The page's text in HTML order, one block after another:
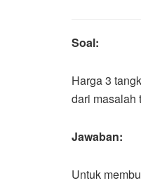
Soal:
Harga 3
dari masalah
Jawaban:
Untuk